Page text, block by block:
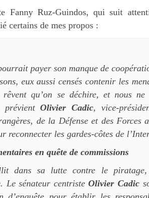
Fanny Ruz-Guindos, qui suit
certains de mes propos :
payer son manque de
eux aussi censés contenir les
rêvent qu’on se déchire, et nous
prévientOlivier Cadic, vice-
de la Défense et des Forces
reconnecter les gardes-côtes de
en quête de commissions
dans sa lutte contre le
Le sénateur centristeOlivier Cadic